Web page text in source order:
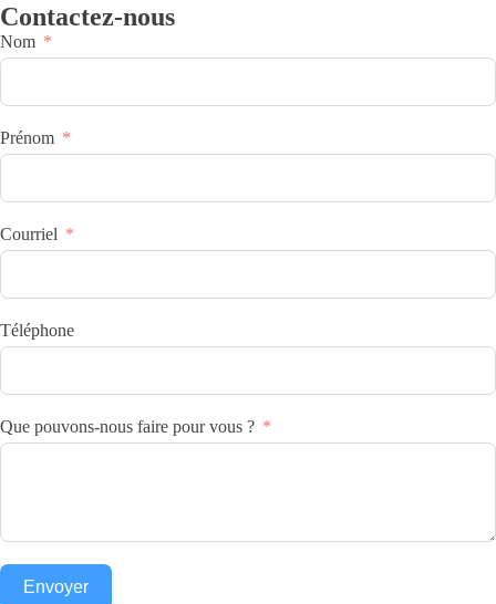
Contactez-nous
Nom
Prénom
Courriel
Téléphone
Que pouvons-nous faire pour vous ?
Envoyer